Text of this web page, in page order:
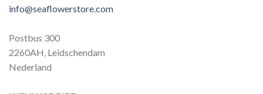
info@seaflowerstore.com
Postbus 300
2260AH, Leidschendam
Nederland